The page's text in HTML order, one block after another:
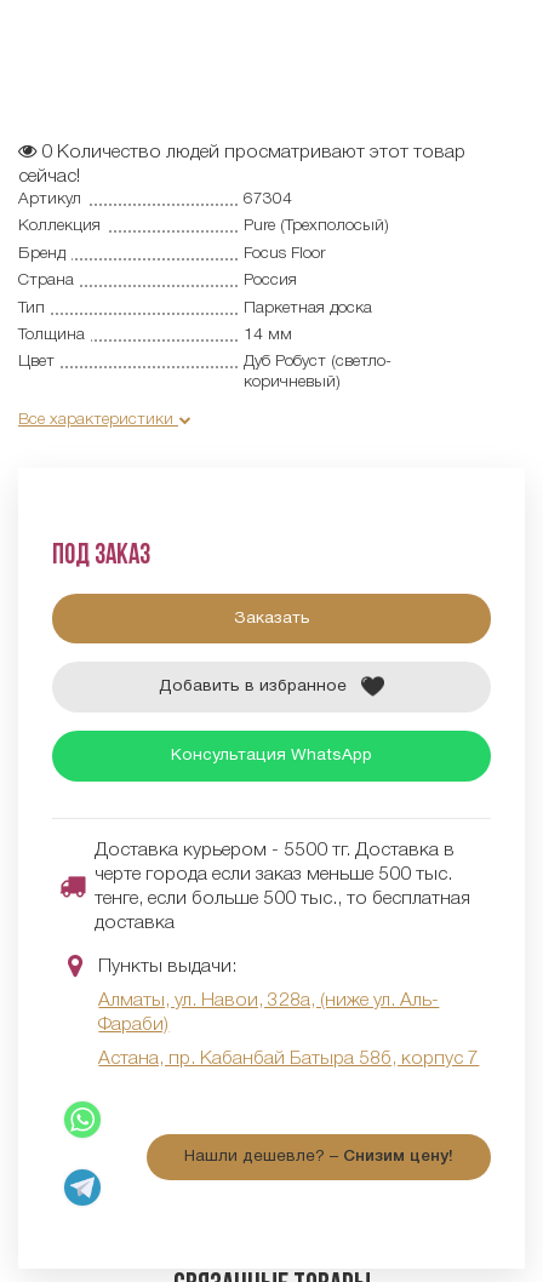
0 Количество людей просматривают этот товар
сейчас!
Артикул
67304
Коллекция
Pure (Трехполосый)
Бренд
Focus Floor
Страна
Россия
Тип
Паркетная доска
Толщина
14 мм
Цвет
Дуб Робуст (светло-
коричневый)
Все характеристики
Под заказ
Заказать
Добавить в избранное
Консультация WhatsApp
Доставка курьером - 5500 тг. Доставка в
черте города если заказ меньше 500 тыс.
тенге, если больше 500 тыс., то бесплатная
доставка
Пункты выдачи:
Алматы, ул. Навои, 328а, (ниже ул. Аль-
Фараби)
Астана, пр. Кабанбай Батыра 58б, корпус 7
Нашли дешевле? – Снизим цену!